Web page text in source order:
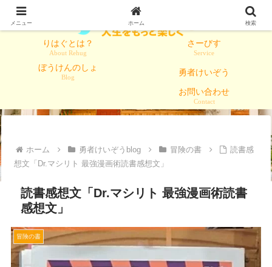
りはぐとは？
About Rehug
さーびす
Service
ぼうけんのしょ
Blog
勇者けいぞう
お問い合わせ
Contact
ホーム 勇者けいぞうblog 冒険の書
読書感
想文「Dr.マシリト 最強漫画術読書感想文」
読書感想文「Dr.マシリト 最強漫画術読書
感想文」
冒険の書
メニュー ホーム 検索